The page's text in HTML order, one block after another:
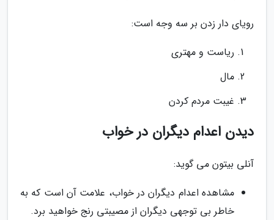
رویای دار زدن بر سه وجه است:
ریاست و مهتری
مال
غیبت مردم کردن
دیدن اعدام دیگران در خواب
آنلی بیتون می گوید:
مشاهده اعدام دیگران در خواب، علامت آن است که به
خاطر بی توجهی دیگران از مصیبتی رنج خواهید برد.